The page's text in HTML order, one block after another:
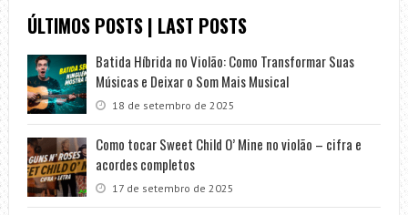
ÚLTIMOS POSTS | LAST POSTS
Batida Híbrida no Violão: Como Transformar Suas
Músicas e Deixar o Som Mais Musical
18 de setembro de 2025
Como tocar Sweet Child O’ Mine no violão – cifra e
acordes completos
17 de setembro de 2025